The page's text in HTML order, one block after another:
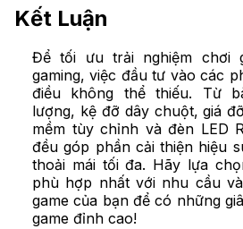
Kết Luận
Để tối ưu trải nghiệm chơi
gaming, việc đầu tư vào các
điều không thể thiếu. Từ
lượng, kệ đỡ dây chuột, giá
mềm tùy chỉnh và đèn LED
đều góp phần cải thiện hiệu
thoải mái tối đa. Hãy lựa
phù hợp nhất với nhu cầu
game của bạn để có những
game đỉnh cao!